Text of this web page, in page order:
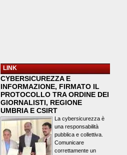
LINK
CYBERSICUREZZA E
INFORMAZIONE, FIRMATO IL
PROTOCOLLO TRA ORDINE DEI
GIORNALISTI, REGIONE
UMBRIA E CSIRT
La cybersicurezza è
una responsabilità
pubblica e collettiva.
Comunicare
correttamente un